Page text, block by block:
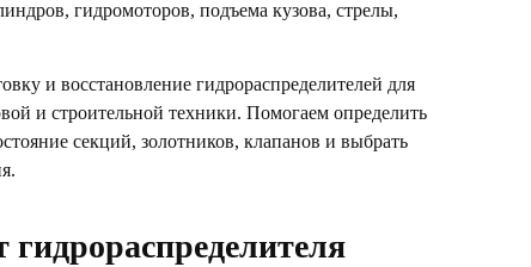
гидромоторов, подъема кузова, стрелы,
и восстановление гидрораспределителей для
и строительной техники. Помогаем определить
секций, золотников, клапанов и выбрать